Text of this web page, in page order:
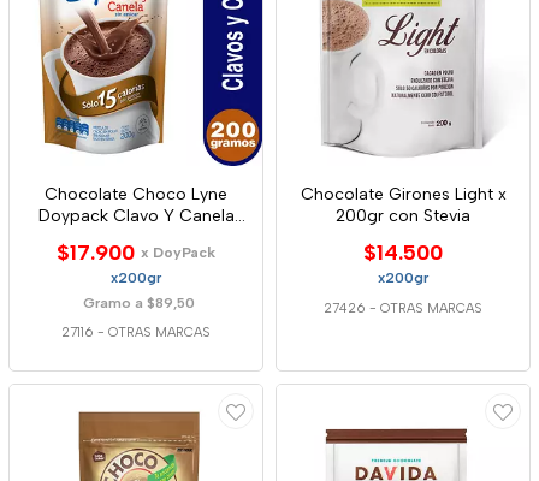
Chocolate Choco Lyne
Doypack Clavo Y Canela
$17.900 x DoyPack
x200gr
Gramo a $89,50
27116 - OTRAS MARCAS
Chocolate Girones Light x
200gr con Stevia
$14.500
x200gr
27426 - OTRAS MARCAS